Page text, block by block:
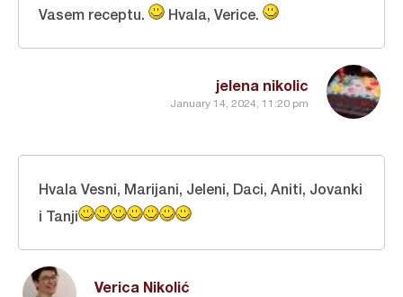
jelena nikolic
January 14, 2024, 11:20 pm
Vasem receptu.
Hvala, Verice.
Verica Nikolić
Hvala Vesni, Marijani, Jeleni, Daci, Aniti, Jovanki
i Tanji